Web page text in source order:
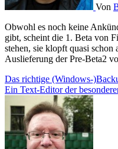
Von
Obwohl es noch keine Ankündigung für einen konkreten Termin
gibt, scheint die 1. Beta von
stehen, sie klopft quasi schon
Auslieferung der Pre-Beta2
Beitragsnavigation
Das richtige (Windows-
Ein Text-Editor der